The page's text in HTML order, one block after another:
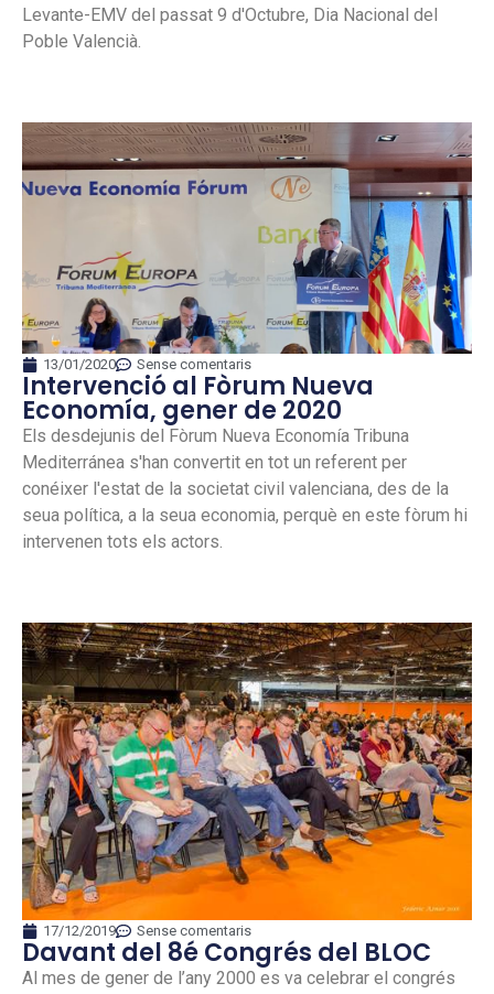
Levante-EMV del passat 9 d'Octubre, Dia Nacional del
Poble Valencià.
13/01/2020 Sense comentaris
Intervenció al Fòrum Nueva
Economía, gener de 2020
Els desdejunis del Fòrum Nueva Economía Tribuna
Mediterránea s'han convertit en tot un referent per
conéixer l'estat de la societat civil valenciana, des de la
seua política, a la seua economia, perquè en este fòrum hi
intervenen tots els actors.
17/12/2019 Sense comentaris
Davant del 8é Congrés del BLOC
Al mes de gener de l’any 2000 es va celebrar el congrés